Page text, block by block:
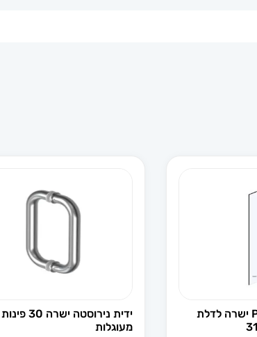
ידית משיכה POWER ישרה לדלת
ידית נירוסטה ישרה 30 פינות
מעוגלות